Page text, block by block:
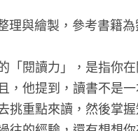
與繪製，參考書籍為
「閱讀力」，是指你
，他提到，讀書不是
挑重點來讀，然後掌